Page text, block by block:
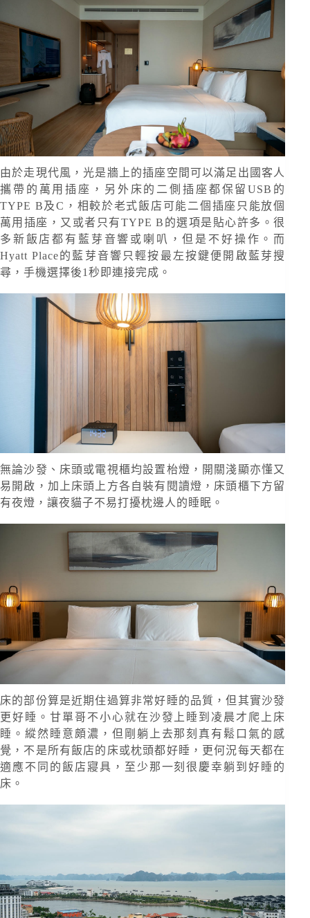
由於走現代風，光是牆上的插座空間可以滿足出國客人
攜帶的萬用插座，另外床的二側插座都保留USB的
TYPE B及C，相較於老式飯店可能二個插座只能放個
萬用插座，又或者只有TYPE B的選項是貼心許多。很
多新飯店都有藍芽音響或喇叭，但是不好操作。而
Hyatt Place的藍芽音響只輕按最左按鍵便開啟藍芽搜
尋，手機選擇後1秒即連接完成。
無論沙發、床頭或電視櫃均設置枱燈，開關淺顯亦懂又
易開啟，加上床頭上方各自裝有閱讀燈，床頭櫃下方留
有夜燈，讓夜貓子不易打擾枕邊人的睡眠。
床的部份算是近期住過算非常好睡的品質，但其實沙發
更好睡。甘單哥不小心就在沙發上睡到凌晨才爬上床
睡。縱然睡意頗濃，但剛躺上去那刻真有鬆口氣的感
覺，不是所有飯店的床或枕頭都好睡，更何況每天都在
適應不同的飯店寢具，至少那一刻很慶幸躺到好睡的
床。